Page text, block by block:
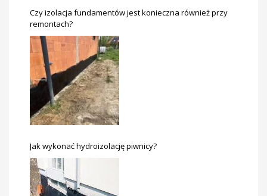
Czy izolacja fundamentów jest konieczna również przy
remontach?
Jak wykonać hydroizolację piwnicy?